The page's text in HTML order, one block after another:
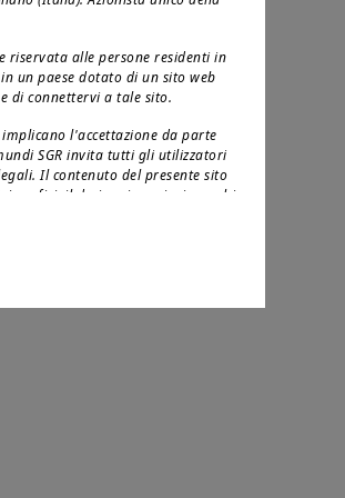
è
4.1.1
riservata alle persone residenti in
un paese dotato di un sito web
di connettervi a tale sito.
l'accettazione da parte
SGR invita tutti gli utilizzatori
Il contenuto del presente sito
i grafici, il design, i nomi e i marchi
non altrimenti precisato,
vigente in materia di protezione
licenza o diritto di utilizzo;
la riproduzione, la copia (eccetto
ai cittadini degli Stati Uniti